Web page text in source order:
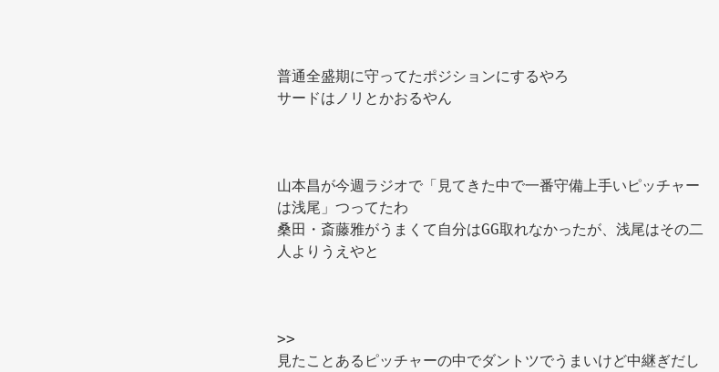
普通全盛期に守ってたポジションにするやろ
サードはノリとかおるやん
山本昌が今週ラジオで「見てきた中で一番守備上手いピッチャー
は浅尾」つってたわ
桑田・斎藤雅がうまくて自分はGG取れなかったが、浅尾はその二
人よりうえやと
>>
見たことあるピッチャーの中でダントツでうまいけど中継ぎだし